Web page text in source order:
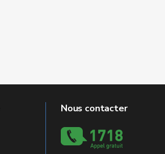
Nous contacter